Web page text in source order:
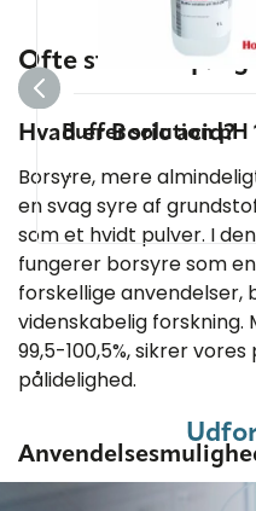
Ofte stillede
Hvad er Boric acid?
Borsyre, mere
en svag syre af
som et hvidt pulver. I
fungerer borsyre som
forskellige anvendelser,
videnskabelig forskning.
99,5-100,5%, sikrer
pålidelighed.
Boric acid har en bred
Buffer solution pH
...